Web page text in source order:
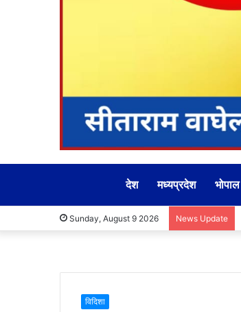
देश मध्यप्रदेश भोपाल
Sunday, August 9 2026 News Update
विदिशा